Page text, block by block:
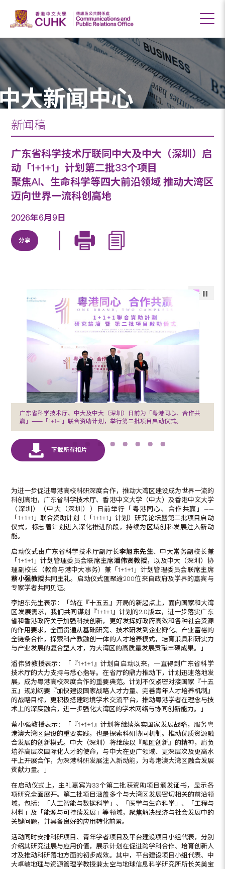
大新闻中心
新闻稿
广东省科学技术厅联同中大及中大（深圳）启
动「1+1+1」计划第二批33个项目
聚焦AI、生命科学等四大前沿领域 推动大湾区
迈向世界一流科创高地
2026年6月9日
分享
广东省科学技术厅、中大及中大（深圳）日前为「粤港同心、合作共
赢」⸺「1+1+1」联合资助计划，举行第二批项目启动仪式。
为进一步促进粤港高校科研深度合作，推动大湾区建设成为世界一流的
科创高地，广东省科学技术厅、香港中文大学（中大）及香港中文大学
（深圳）（中大（深圳））日前举行「粤港同心、合作共赢」——
「1+1+1」联合资助计划（「1+1+1」计划）研究论坛暨第二批项目启动
仪式，标志著计划进入深化推进阶段，持续为区域创科发展注入新动
能。
启动仪式由广东省科学技术厅副厅长李旭东先生、中大常务副校长兼
「1+1+1」计划管理委员会联席主席潘伟贤教授，以及中大（深圳）协
理副校长（教育与港中大事务）兼「1+1+1」计划管理委员会联席主席
蔡小强教授共同主礼。启动仪式匯聚逾200位来自政府及学界的嘉宾与
专家学者共同见证。
李旭东先生表示：「站在『十五五』开局的新起点上，面向国家和大湾
区发展需求，我们共同谋划『1+1+1』计划的2.0版本，进一步落实广东
省和香港政府关于加强科技创新，更好发挥好政府高效和各种社会资源
的作用要求，全面贯通从基础研究、技术研发到企业孵化、产业富裕的
全链条合作，探索科产教融创一体的人才培养模式，培育兼具科研实力
与产业发展的复合型人才，为大湾区的高质量发展贡献丰硕成果。」
潘伟贤教授表示：「『1+1+1』计划自启动以来，一直得到广东省科学
技术厅的大力支持与悉心指导。在省厅的鼎力推动下，计划迅速落地发
展，成为粤港高校深度合作的重要典范。计划不仅紧密对接国家『十五
五』规划纲要『加快建设国家战略人才力量、完善青年人才培养机制』
的战略目标，更积极搭建跨境学术交流平台，推动粤港学者在理念与技
术上的深度融合，进一步强化大湾区的学术网络与协同创新能力。」
蔡小强教授表示：「『1+1+1』计划将继续落实国家发展战略，服务粤
港澳大湾区建设的重要实践，也是探索科研协同机制。推动优质资源融
合发展的创新模式。中大（深圳）将继续以『融匯创新』的精神，肩负
培养高层次国际化人才的使命，与中大在更广领域、更深层次及更高水
平上开展合作，为深港科研发展注入新动能，为粤港澳大湾区融合发展
贡献力量。」
在启动仪式上，主礼嘉宾为33个第二批获资助项目颁发证书，显示各
项研究全面展开。第二批项目涵盖多个与大湾区发展密切相关的前沿领
域，包括：「人工智能与数据科学」、「医学与生命科学」、「工程与
材料」及「能源与可持续发展」等领域，聚焦解决经济与社会发展中的
关键问题，并具备良好的应用转化前景。
活动同时安排科研项目、青年学者项目及平台建设项目小组代表，分别
介绍其研究进展与应用价值，展示计划在促进跨学科合作、培育创新人
才及推动科研落地方面的初步成效。其中，平台建设项目小组代表、中
大卓敏地理与资源管理学教授兼太空与地球信息科学研究所所长关美宝